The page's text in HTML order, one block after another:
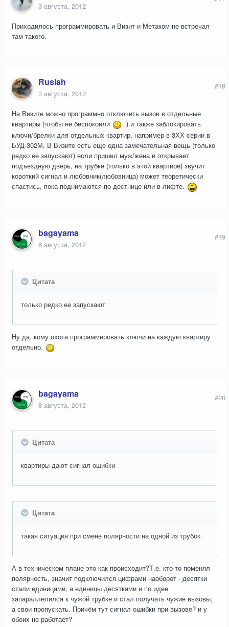
3 августа, 2012
Приходилось программировать и Визит и Метаком не встречал
там такого.
Ruslah
3 августа, 2012
#18
На Визите можно программно отключить вызов в отдельные
квартиры (чтобы не беспокоили
) и также заблокировать
ключи/брелки для отдельных квартир, например в 3ХХ серии в
БУД-302М. В Визите есть еще одна замечательная вещь (только
редко ее запускают) если пришел муж/жена и открывает
подъездную дверь, на трубке (только в этой квартире) звучит
короткий сигнал и любовник(любовница) может теоретически
спастись, пока поднимаются по дестнице или в лифте.
bagayama
6 августа, 2012
#19
Цитата
только редко ее запускают
Ну да, кому охота программировать ключи на каждую квартиру
отдельно.
bagayama
8 августа, 2012
#20
Цитата
квартиры дают сигнал ошибки
Цитата
такая ситуация при смене полярности на одной из трубок.
А в техническом плане это как происходит?Т.е. кто-то поменял
полярность, значит подключился цифрами наоборот - десятки
стали единицами, а единицы десятками и по идее
запараллелился к чужой трубке и стал получать чужие вызовы,
а свои пропускать. Причём тут сигнал ошибки при вызове? и у
обоих не работает?